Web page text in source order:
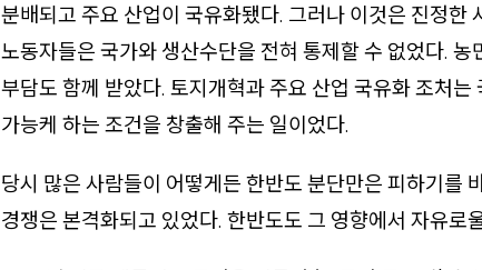
분배되고 주요 산업이 국유화됐다. 그러나 이것은 진정한
노동자들은 국가와 생산수단을 전혀 통제할 수 없었다.
부담도 함께 받았다. 토지개혁과 주요 산업 국유화 조처
가능케 하는 조건을 창출해 주는 일이었다.
당시 많은 사람들이 어떻게든 한반도 분단만은 피하기를
경쟁은 본격화되고 있었다. 한반도도 그 영향에서 자유로